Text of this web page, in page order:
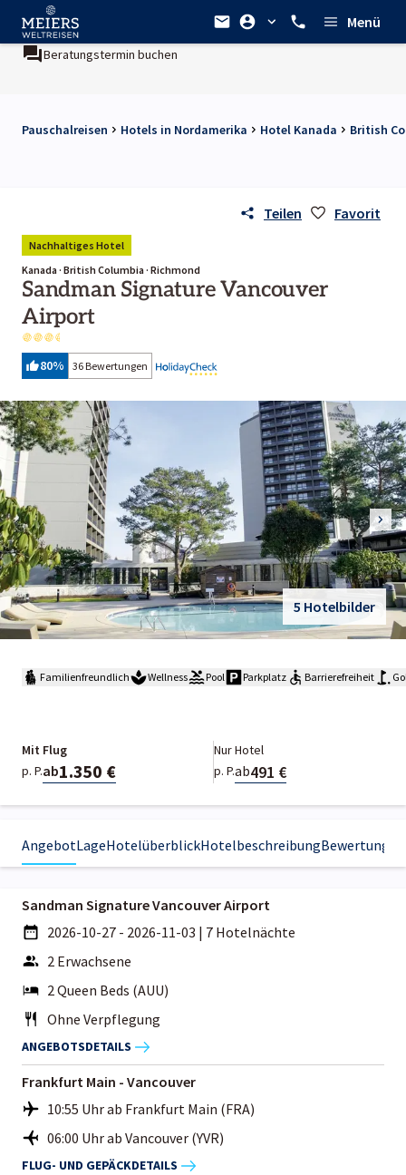
Menü
Beratungstermin buchen
Pauschalreisen Hotels in Nordamerika Hotel Kanada British
Teilen Favorit
Nachhaltiges Hotel
Kanada · British Columbia · Richmond
Sandman Signature Vancouver
Airport
80% 36 Bewertungen
5 Hotelbilder
Familienfreundlich Wellness Pool Parkplatz Barrierefreiheit
Mit Flug
p. P.ab1.350 €
Nur Hotel
p. P.ab491 €
AngebotLageHotelüberblickHotelbeschreibungBewertungen
Sandman Signature Vancouver Airport
2026-10-27 - 2026-11-03 | 7 Hotelnächte
2 Erwachsene
2 Queen Beds (AUU)
Ohne Verpflegung
ANGEBOTSDETAILS
Frankfurt Main - Vancouver
10:55 Uhr ab Frankfurt Main (FRA)
06:00 Uhr ab Vancouver (YVR)
FLUG- UND GEPÄCKDETAILS